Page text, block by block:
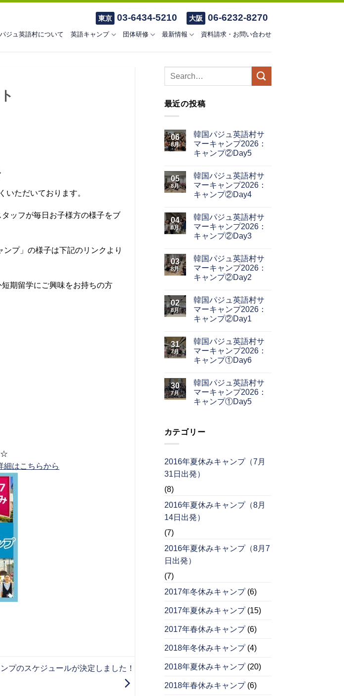
東京 03-6434-5210 大阪 06-6232-8270
パジュ英語村について 英語キャンプ 団体研修 最新情報 資料請求・お問い合わせ
いただいております。
ッフが毎日お子様方の様子をブ
プ」の様子は下記のリンクより
期留学にご興味をお持ちの方
細はこちらから
プのスケジュールが決定しました！
最近の投稿
06
8月
韓国パジュ英語村サ
マーキャンプ2026：
キャンプ②Day5
05
8月
韓国パジュ英語村サ
マーキャンプ2026：
キャンプ②Day4
04
8月
韓国パジュ英語村サ
マーキャンプ2026：
キャンプ②Day3
03
8月
韓国パジュ英語村サ
マーキャンプ2026：
キャンプ②Day2
02
8月
韓国パジュ英語村サ
マーキャンプ2026：
キャンプ②Day1
31
7月
韓国パジュ英語村サ
マーキャンプ2026：
キャンプ①Day6
30
7月
韓国パジュ英語村サ
マーキャンプ2026：
キャンプ①Day5
カテゴリー
2016年夏休みキャンプ（7月
31日出発）
(8)
2016年夏休みキャンプ（8月
14日出発）
(7)
2016年夏休みキャンプ（8月7
日出発）
(7)
2017年冬休みキャンプ(6)
2017年夏休みキャンプ(15)
2017年春休みキャンプ(6)
2018年冬休みキャンプ(4)
2018年夏休みキャンプ(20)
2018年春休みキャンプ(6)